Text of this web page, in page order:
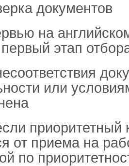
документов
на
этап
или
приоритетный
от приема на
по